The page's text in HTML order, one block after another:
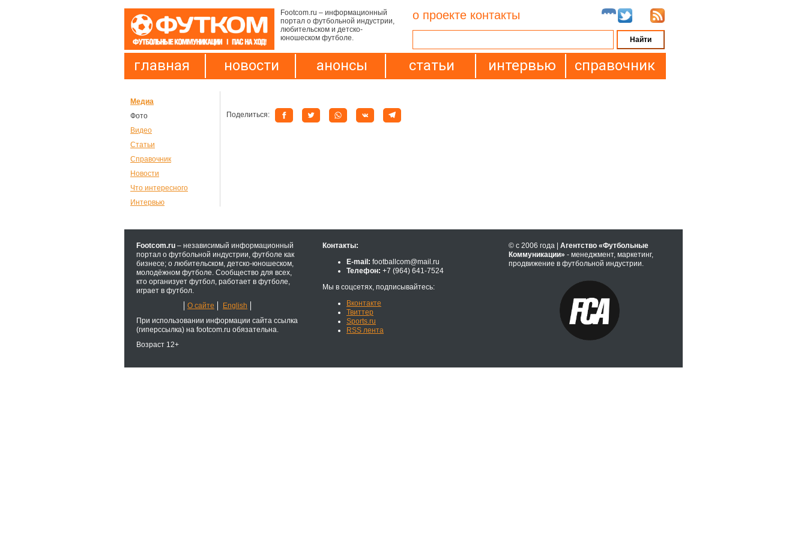
Footcom.ru – информационный
портал о футбольной индустрии,
любительском и детско-
юношеском футболе.
о проекте контакты
главная новости анонсы статьи интервью справочник
Медиа
Фото
Видео
Статьи
Справочник
Новости
Что интересного
Интервью
Поделиться:
Footcom.ru – независимый информационный
портал о футбольной индустрии, футболе как
бизнесе; о любительском, детско-юношеском,
молодёжном футболе. Сообщество для всех,
кто организует футбол, работает в футболе,
играет в футбол.
О сайте
English
При использовании информации сайта ссылка
(гиперссылка) на footcom.ru обязательна.
Возраст 12+
Контакты:
E-mail: footballcom@mail.ru
Телефон: +7 (964) 641-7524
Мы в соцсетях, подписывайтесь:
Вконтакте
Твиттер
Sports.ru
RSS лента
© с 2006 года | Агентство «Футбольные
Коммуникации» - менеджмент, маркетинг,
продвижение в футбольной индустрии.